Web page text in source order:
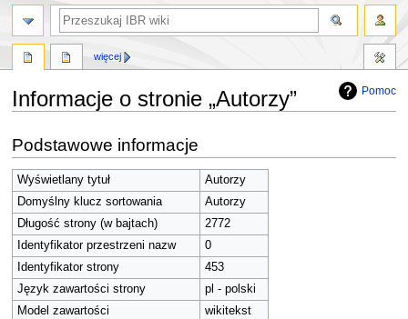
Pomoc
Informacje o stronie „Autorzy”
do
nawigacji
do
wyszukiwania
Podstawowe informacje
Wyświetlany tytuł
Autorzy
Domyślny klucz sortowania
Autorzy
Długość strony (w bajtach)
2772
Identyfikator przestrzeni nazw
0
Identyfikator strony
453
Język zawartości strony
pl - polski
Model zawartości
wikitekst
więcej
szukaj